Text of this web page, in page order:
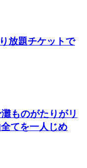
放題チケットで
ものがたりがリ
てを一人じめ